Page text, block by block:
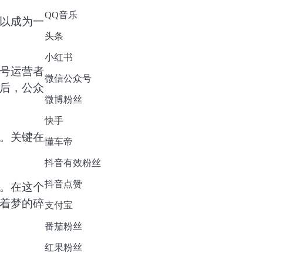
成为一
运营者
，公众
关键在
在这个
梦的碎
QQ音乐
头条
小红书
微信公众号
微博粉丝
快手
懂车帝
抖音有效粉丝
抖音点赞
支付宝
番茄粉丝
红果粉丝